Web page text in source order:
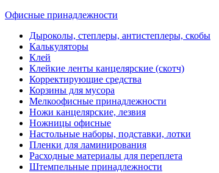
Офисные принадлежности
Дыроколы, степлеры, антистеплеры, скобы
Калькуляторы
Клей
Клейкие ленты канцелярские (скотч)
Корректирующие средства
Корзины для мусора
Мелкоофисные принадлежности
Ножи канцелярские, лезвия
Ножницы офисные
Настольные наборы, подставки, лотки
Пленки для ламинирования
Расходные материалы для переплета
Штемпельные принадлежности